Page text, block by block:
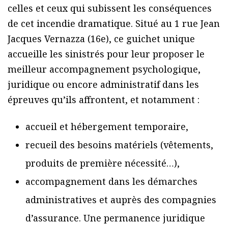
celles et ceux qui subissent les conséquences
de cet incendie dramatique. Situé au 1 rue Jean
Jacques Vernazza (16e), ce guichet unique
accueille les sinistrés pour leur proposer le
meilleur accompagnement psychologique,
juridique ou encore administratif dans les
épreuves qu’ils affrontent, et notamment :
accueil et hébergement temporaire,
recueil des besoins matériels (vêtements,
produits de première nécessité…),
accompagnement dans les démarches
administratives et auprès des compagnies
d’assurance. Une permanence juridique